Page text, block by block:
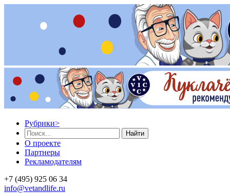
Рубрики>
Найти
О проекте
Партнеры
Рекламодателям
+7 (495) 925 06 34
info@vetandlife.ru